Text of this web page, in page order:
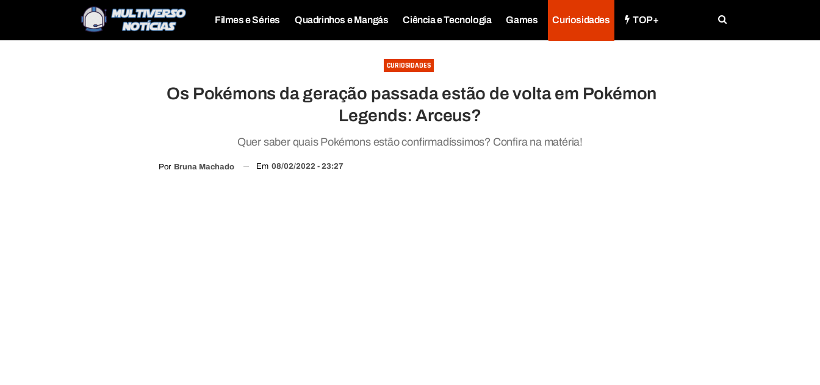
Filmes e Séries Quadrinhos e Mangás Ciência e Tecnologia Games Curiosidades TOP+
CURIOSIDADES
Os Pokémons da geração passada estão de volta em Pokémon
Legends: Arceus?
Quer saber quais Pokémons estão confirmadíssimos? Confira na matéria!
Por Bruna Machado Em 08/02/2022 - 23:27